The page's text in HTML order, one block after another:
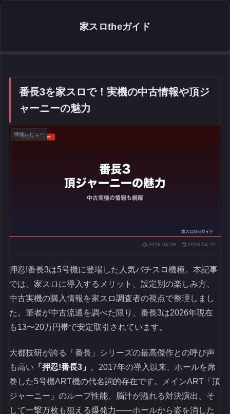
家スロtheガイド
番長3を家スロで！実機の中古情報や頂ジ
ャーニーの魅力
機種レビュー
2026.04.09 2026.04.22
押忍!番長3は5号機に登場した人気パチスロ機種。本記事
では、家スロに導入するメリット、設定別の楽しみ方、
中古実機の購入情報を家スロ調査者の視点で整理しまし
た。筆者が中古流通を調べた限り、番長3は2026年現在
も13〜20万円帯で安定取引されています。
大都技研が誇る「番長」シリーズの最高傑作との呼び声
も高い 「押忍!番長3」
。2017年の導入以来、ホールを席
巻した5号機ART機の代名詞的存在です。メインART「頂
ジャーニー」のループ性能、脳汁が溢れる対決演出、そ
して一撃万枚も狙える爆発力――ホールから姿を消した